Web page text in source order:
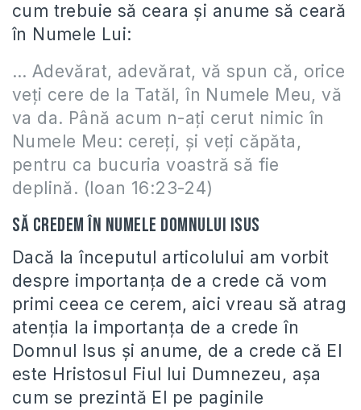
cum trebuie să ceara şi anume să ceară
în Numele Lui:
… Adevărat, adevărat, vă spun că, orice
veţi cere de la Tatăl, în Numele Meu, vă
va da. Până acum n-aţi cerut nimic în
Numele Meu: cereţi, şi veţi căpăta,
pentru ca bucuria voastră să fie
deplină. (Ioan 16:23-24)
Să credem în Numele Domnului Isus
Dacă la începutul articolului am vorbit
despre importanţa de a crede că vom
primi ceea ce cerem, aici vreau să atrag
atenţia la importanţa de a crede în
Domnul Isus şi anume, de a crede că El
este Hristosul Fiul lui Dumnezeu, aşa
cum se prezintă El pe paginile